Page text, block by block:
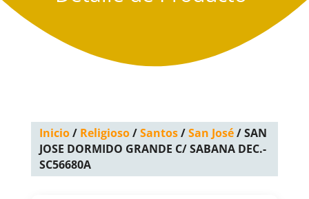
Inicio/ Religioso/Santos/San José/ SAN
JOSE DORMIDO GRANDE C/ SABANA DEC.-
SC56680A